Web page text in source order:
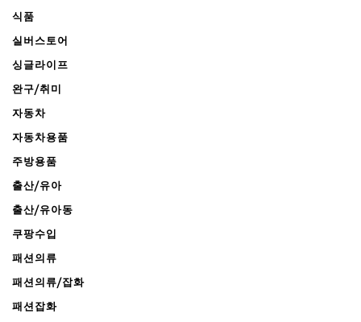
식품
실버스토어
싱글라이프
완구/취미
자동차
자동차용품
주방용품
출산/유아
출산/유아동
쿠팡수입
패션의류
패션의류/잡화
패션잡화